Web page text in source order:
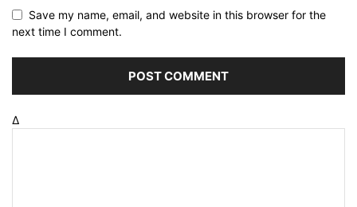
Save my name, email, and website in this browser for the
next time I comment.
Δ